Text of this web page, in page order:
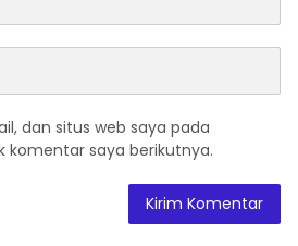
dan situs web saya pada
komentar saya berikutnya.